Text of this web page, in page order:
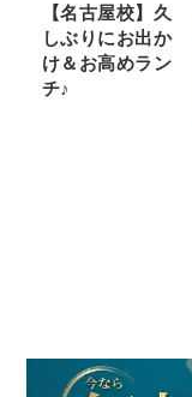
【名古屋校】久
しぶりにお出か
け＆お高めラン
チ♪